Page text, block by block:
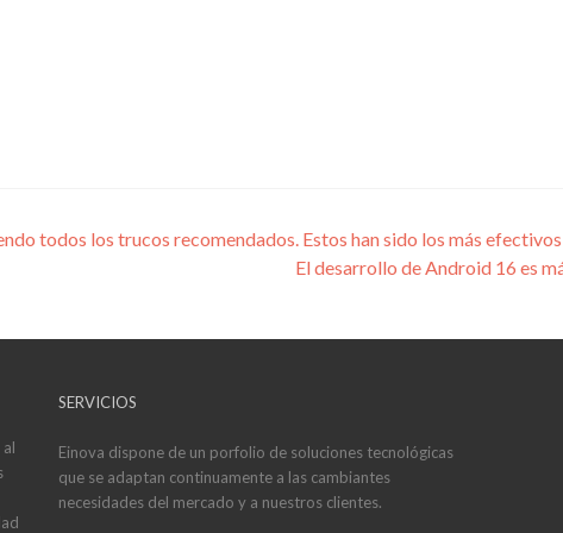
todos los trucos recomendados. Estos han sido los más efectivos
El desarrollo de Android 16 es
SERVICIOS
Einova dispone de un porfolio de soluciones tecnológicas
que se adaptan continuamente a las cambiantes
necesidades del mercado y a nuestros clientes.